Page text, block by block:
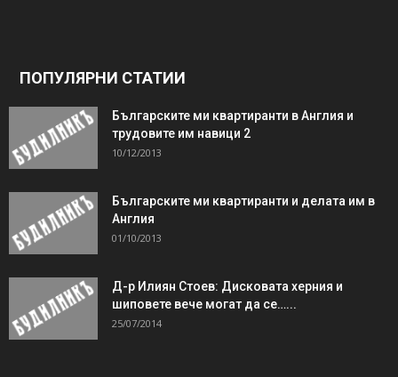
ПОПУЛЯРНИ СТАТИИ
Българските ми квартиранти в Англия и
трудовите им навици 2
10/12/2013
Българските ми квартиранти и делата им в
Англия
01/10/2013
Д-р Илиян Стоев: Дисковата херния и
шиповете вече могат да се…...
25/07/2014